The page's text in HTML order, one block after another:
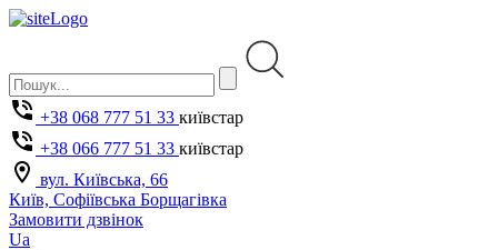
+38 068 777 51 33 київстар
+38 066 777 51 33 київстар
вул. Київська, 66
Київ, Софіївська Борщагівка
Замовити дзвінок
Ua